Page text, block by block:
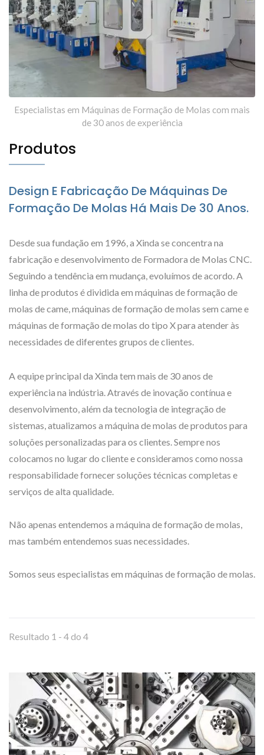
Especialistas em Máquinas de Formação de Molas com mais
de 30 anos de experiência
Produtos
Design E Fabricação De Máquinas De
Formação De Molas Há Mais De 30 Anos.
Desde sua fundação em 1996, a Xinda se concentra na
fabricação e desenvolvimento de Formadora de Molas CNC.
Seguindo a tendência em mudança, evoluímos de acordo. A
linha de produtos é dividida em máquinas de formação de
molas de came, máquinas de formação de molas sem came e
máquinas de formação de molas do tipo X para atender às
necessidades de diferentes grupos de clientes.
A equipe principal da Xinda tem mais de 30 anos de
experiência na indústria. Através de inovação contínua e
desenvolvimento, além da tecnologia de integração de
sistemas, atualizamos a máquina de molas de produtos para
soluções personalizadas para os clientes. Sempre nos
colocamos no lugar do cliente e consideramos como nossa
responsabilidade fornecer soluções técnicas completas e
serviços de alta qualidade.
Não apenas entendemos a máquina de formação de molas,
mas também entendemos suas necessidades.
Somos seus especialistas em máquinas de formação de molas.
Resultado 1 - 4 do 4